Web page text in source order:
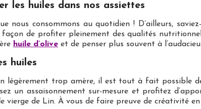
les huiles dans nos assiettes
nous consommons au quotidien ! D’ailleurs,
de profiter pleinement des qualités
huile d’olive et de penser plus souvent à
huiles
légèrement trop amère, il est tout à fait possible
un assaisonnement sur-mesure et profitez
vierge de Lin. À vous de faire preuve de créativité